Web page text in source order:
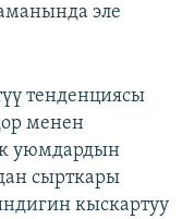
эле
тенденциясы
менен
уюмдардын
сырткары
кыскартуу